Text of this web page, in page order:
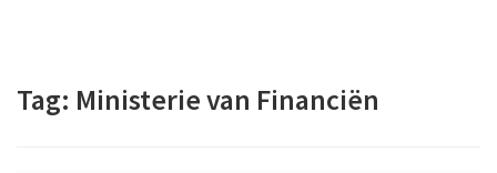
Tag: Ministerie van Financiën